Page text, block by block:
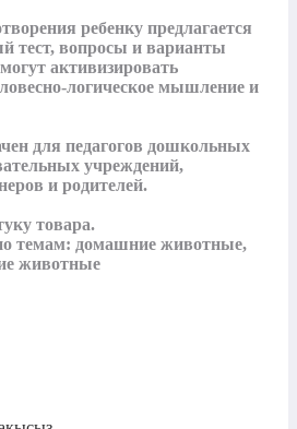
ребенку предлагается
тест, вопросы и варианты
активизировать
логическое мышление и
для педагогов дошкольных
учреждений,
и родителей.
товара.
темам: домашние животные,
животные